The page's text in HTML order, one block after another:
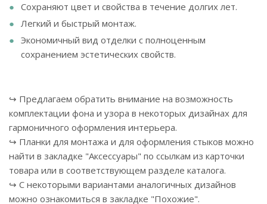
Сохраняют цвет и свойства в течение долгих лет.
Легкий и быстрый монтаж.
Экономичный вид отделки с полноценным
сохранением эстетических свойств.
↪ Предлагаем обратить внимание на возможность
комплектации фона и узора в некоторых дизайнах для
гармоничного оформления интерьера.
↪ Планки для монтажа и для оформления стыков можно
найти в закладке "Аксессуары" по ссылкам из карточки
товара или в соответствующем разделе каталога.
↪ С некоторыми вариантами аналогичных дизайнов
можно ознакомиться в закладке "Похожие".